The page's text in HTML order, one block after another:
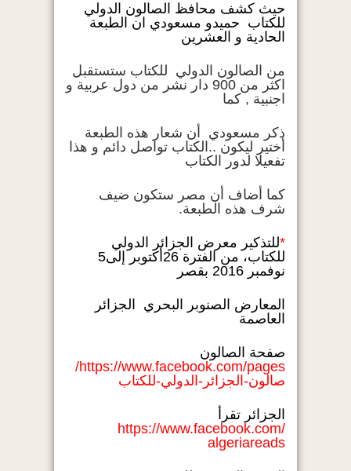
حيث كشف محافظ الصالون الدولي
للكتاب حميدو مسعودي ان الطبعة
الحادية و العشرين
من الصالون الدولي للكتاب ستستقبل
اكثر من 900 دار نشر من دول عربية و
اجنبية , كما
ذكر مسعودي أن شعار هذه الطبعة
أختير ليكون ..الكتاب تواصل دائم و هذا
تفعيلا لدور الكتاب
كما أضاف أن مصر ستكون ضيف
شرف هذه الطبعة.
*للتذكير معرض الجزائر الدولي
للكتاب، من الفترة 26أكتوبر إلى5
نوفمبر 2016 بقصر
المعارض الصنوبر البحري الجزائر
العاصمة
صفحة الصالون
https://www.facebook.com/pages/
صالون-الجزائر-الدولي-للكتاب
الجزائر تقرأ
https://www.facebook.com/
algeriareads